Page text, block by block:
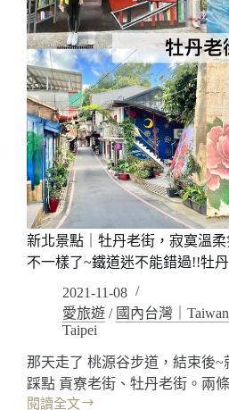
新北景點｜牡丹老街，寂寞溫
不一樣了~鐵道迷不能錯過!!牡
2021-11-08
愛旅遊 / 國內台灣｜Taiwan
Taipei
那天走了 桃源谷步道，結束後~
踩點 貢寮老街、牡丹老街。兩
閱讀全文